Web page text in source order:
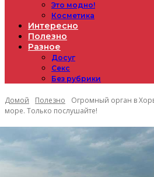
Это модно!
Косметика
Интересно
Полезно
Разное
Досуг
Секс
Без рубрики
Домой Полезно
Огромный орган в
море. Только послушайте!